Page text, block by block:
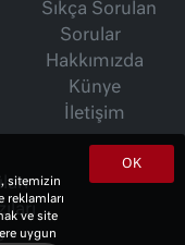
Sıkça Sorulan
Sorular
Hakkımızda
Künye
İletişim
OK
sitemizin
reklamları
ve site
uygun